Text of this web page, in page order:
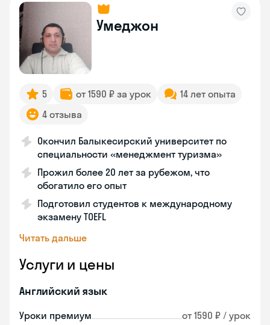
Умеджон
5 от 1590 ₽ за урок
14 лет опыта
4 отзыва
Окончил Балыкесирский университет по
специальности «менеджмент туризма»
Прожил более 20 лет за рубежом, что
обогатило его опыт
Подготовил студентов к международному
экзамену TOEFL
Читать дальше
Услуги и цены
Английский язык
Уроки премиум от 1590 ₽ / урок